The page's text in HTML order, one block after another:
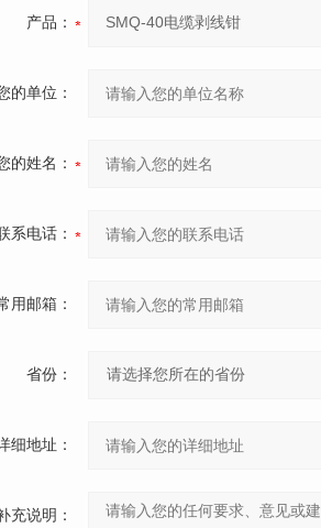
产品：
的单位：
的姓名：
系电话：
用邮箱：
省份：
细地址：
充说明：